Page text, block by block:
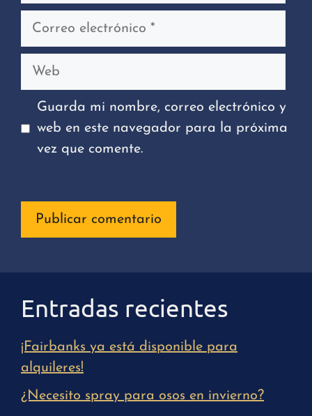
Correo
Web
Guarda mi nombre, correo electrónico y
web en este navegador para la próxima
vez que comente.
Entradas recientes
¡Fairbanks ya está disponible para
alquileres!
¿Necesito spray para osos en invierno?